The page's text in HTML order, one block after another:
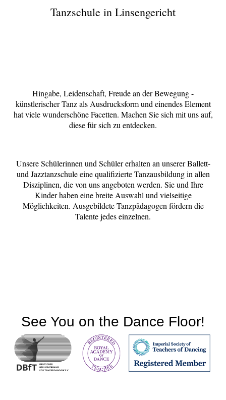
Tanzschule in Linsengericht
Hingabe, Leidenschaft, Freude an der Bewegung -
künstlerischer Tanz als Ausdrucksform und einendes Element
hat viele wunderschöne Facetten. Machen Sie sich mit uns auf,
diese für sich zu entdecken.
Unsere Schülerinnen und Schüler erhalten an unserer Ballett-
und Jazztanzschule eine qualifizierte Tanzausbildung in allen
Disziplinen, die von uns angeboten werden. Sie und Ihre
Kinder haben eine breite Auswahl und vielseitige
Möglichkeiten. Ausgebildete Tanzpädagogen fördern die
Talente jedes einzelnen.
See You on the Dance Floor!